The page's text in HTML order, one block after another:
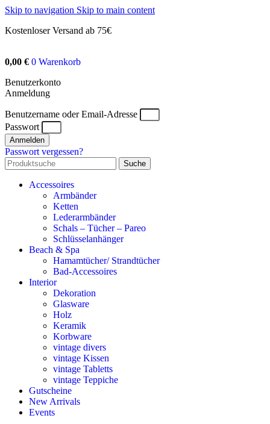
Skip to navigation Skip to main content
Kostenloser Versand ab 75€
0,00 € 0 Warenkorb
Benutzerkonto
Anmeldung
Benutzername oder Email-Adresse
Passwort
Anmelden
Passwort vergessen?
Suche
Accessoires
Armbänder
Ketten
Lederarmbänder
Schals – Tücher – Pareo
Schlüsselanhänger
Beach & Spa
Hamamtücher/ Strandtücher
Bad-Accessoires
Interior
Dekoration
Glasware
Holz
Keramik
Korbware
vintage divers
vintage Kissen
vintage Tabletts
vintage Teppiche
Gutscheine
New Arrivals
Events